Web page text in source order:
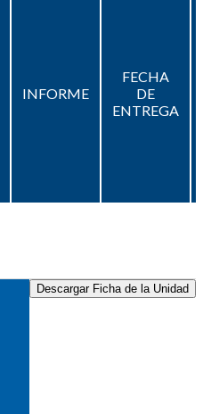
INFORME
FECHA
DE
ENTREGA
Descargar Ficha de la Unidad